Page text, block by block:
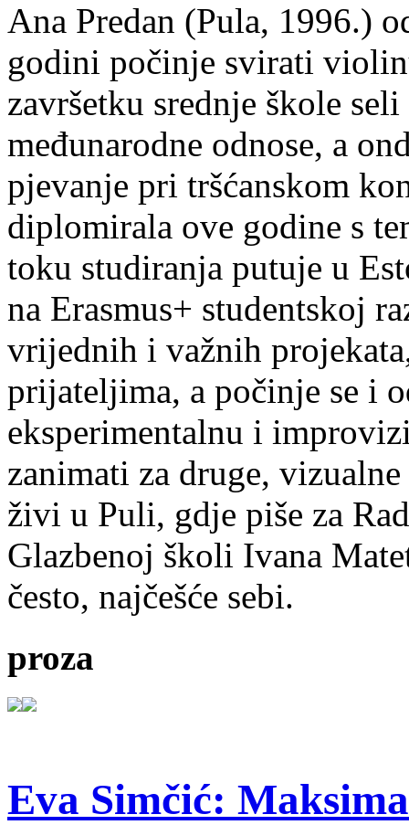
Ana Predan (Pula, 1996.)
godini počinje svirati
završetku srednje škole
međunarodne odnose, a
pjevanje pri tršćanskom
diplomirala ove godine s
toku studiranja putuje u
na Erasmus+ studentskoj
vrijednih i važnih
prijateljima, a počinje se i
eksperimentalnu i
zanimati za druge,
živi u Puli, gdje piše za
Glazbenoj školi Ivana
često, najčešće sebi.
proza
Eva Simčić: